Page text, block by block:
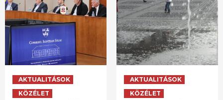
AKTUALITÁSOK
KÖZÉLET
AKTUALITÁSOK
KÖZÉLET